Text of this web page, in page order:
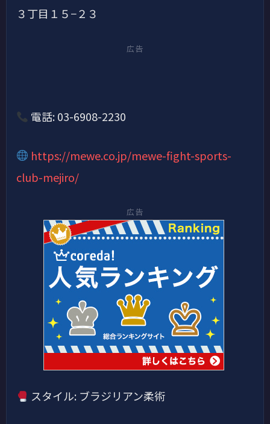
３丁目１５−２３
広告
電話: 03-6908-2230
https://mewe.co.jp/mewe-fight-sports-
club-mejiro/
広告
スタイル: ブラジリアン柔術